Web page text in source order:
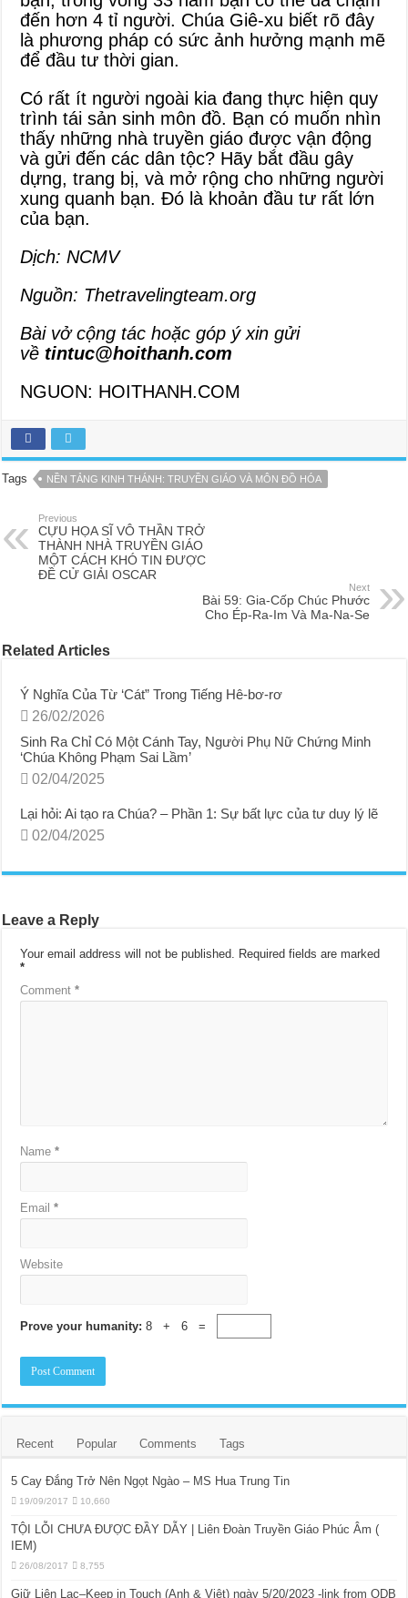
đến hơn 4 tỉ người. Chúa Giê-xu biết rõ đây
là phương pháp có sức ảnh hưởng mạnh mẽ
để đầu tư thời gian.
Có rất ít người ngoài kia đang thực hiện quy
trình tái sản sinh môn đồ. Bạn có muốn nhìn
thấy những nhà truyền giáo được vận động
và gửi đến các dân tộc? Hãy bắt đầu gây
dựng, trang bị, và mở rộng cho những người
xung quanh bạn. Đó là khoản đầu tư rất lớn
của bạn.
Dịch:NCMV
Nguồn: Thetravelingteam.org
Bài vở cộng tác hoặc góp ý xin gửi
về tintuc@hoithanh.com
NGUON: HOITHANH.COM
Tags NỀN TẢNG KINH THÁNH: TRUYỀN GIÁO VÀ MÔN ĐỒ HÓA
Previous
CỰU HỌA SĨ VÔ THẦN TRỞ
THÀNH NHÀ TRUYỀN GIÁO
MỘT CÁCH KHÓ TIN ĐƯỢC
ĐỀ CỬ GIẢI OSCAR
Next
Bài 59: Gia-Cốp Chúc Phước
Cho Ép-Ra-Im Và Ma-Na-Se
Related Articles
Ý Nghĩa Của Từ ‘Cát” Trong Tiếng Hê-bơ-rơ
26/02/2026
Sinh Ra Chỉ Có Một Cánh Tay, Người Phụ Nữ Chứng Minh
‘Chúa Không Phạm Sai Lầm’
02/04/2025
Lại hỏi: Ai tạo ra Chúa? – Phần 1: Sự bất lực của tư duy lý lẽ
02/04/2025
Leave a Reply
Your email address will not be published. Required fields are marked
*
Comment*
Name*
Email*
Website
Prove your humanity:8 + 6 =
Recent Popular Comments Tags
5 Cay Đắng Trở Nên Ngọt Ngào – MS Hua Trung Tin
19/09/2017 10,660
TỘI LỖI CHƯA ĐƯỢC ĐẦY DẪY | Liên Đoàn Truyền Giáo Phúc Âm (
IEM)
26/08/2017 8,755
Giữ Liên Lạc–Keep in Touch (Anh & Việt) ngày 5/20/2023 -link from ODB